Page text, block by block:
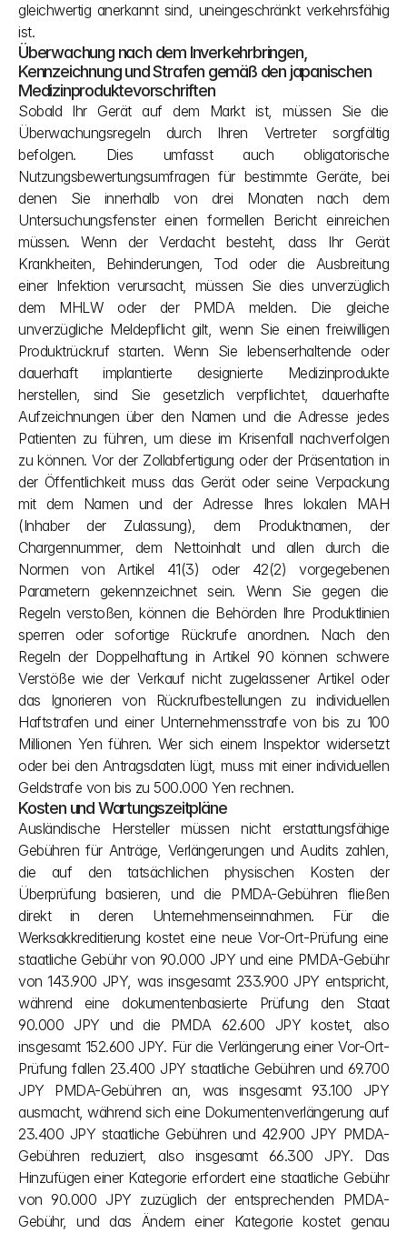
gleichwertig anerkannt sind, uneingeschränkt verkehrsfähig
ist.
Überwachung nach dem Inverkehrbringen,
Kennzeichnung und Strafen gemäß den japanischen
Medizinproduktevorschriften
Sobald Ihr Gerät auf dem Markt ist, müssen Sie die
Überwachungsregeln durch Ihren Vertreter sorgfältig
befolgen. Dies umfasst auch obligatorische
Nutzungsbewertungsumfragen für bestimmte Geräte, bei
denen Sie innerhalb von drei Monaten nach dem
Untersuchungsfenster einen formellen Bericht einreichen
müssen. Wenn der Verdacht besteht, dass Ihr Gerät
Krankheiten, Behinderungen, Tod oder die Ausbreitung
einer Infektion verursacht, müssen Sie dies unverzüglich
dem MHLW oder der PMDA melden. Die gleiche
unverzügliche Meldepflicht gilt, wenn Sie einen freiwilligen
Produktrückruf starten. Wenn Sie lebenserhaltende oder
dauerhaft implantierte designierte Medizinprodukte
herstellen, sind Sie gesetzlich verpflichtet, dauerhafte
Aufzeichnungen über den Namen und die Adresse jedes
Patienten zu führen, um diese im Krisenfall nachverfolgen
zu können. Vor der Zollabfertigung oder der Präsentation in
der Öffentlichkeit muss das Gerät oder seine Verpackung
mit dem Namen und der Adresse Ihres lokalen MAH
(Inhaber der Zulassung), dem Produktnamen, der
Chargennummer, dem Nettoinhalt und allen durch die
Normen von Artikel 41(3) oder 42(2) vorgegebenen
Parametern gekennzeichnet sein. Wenn Sie gegen die
Regeln verstoßen, können die Behörden Ihre Produktlinien
sperren oder sofortige Rückrufe anordnen. Nach den
Regeln der Doppelhaftung in Artikel 90 können schwere
Verstöße wie der Verkauf nicht zugelassener Artikel oder
das Ignorieren von Rückrufbestellungen zu individuellen
Haftstrafen und einer Unternehmensstrafe von bis zu 100
Millionen Yen führen. Wer sich einem Inspektor widersetzt
oder bei den Antragsdaten lügt, muss mit einer individuellen
Geldstrafe von bis zu 500.000 Yen rechnen.
Kosten und Wartungszeitpläne
Ausländische Hersteller müssen nicht erstattungsfähige
Gebühren für Anträge, Verlängerungen und Audits zahlen,
die auf den tatsächlichen physischen Kosten der
Überprüfung basieren, und die PMDA-Gebühren fließen
direkt in deren Unternehmenseinnahmen. Für die
Werksakkreditierung kostet eine neue Vor-Ort-Prüfung eine
staatliche Gebühr von 90.000 JPY und eine PMDA-Gebühr
von 143.900 JPY, was insgesamt 233.900 JPY entspricht,
während eine dokumentenbasierte Prüfung den Staat
90.000 JPY und die PMDA 62.600 JPY kostet, also
insgesamt 152.600 JPY. Für die Verlängerung einer Vor-Ort-
Prüfung fallen 23.400 JPY staatliche Gebühren und 69.700
JPY PMDA-Gebühren an, was insgesamt 93.100 JPY
ausmacht, während sich eine Dokumentenverlängerung auf
23.400 JPY staatliche Gebühren und 42.900 JPY PMDA-
Gebühren reduziert, also insgesamt 66.300 JPY. Das
Hinzufügen einer Kategorie erfordert eine staatliche Gebühr
von 90.000 JPY zuzüglich der entsprechenden PMDA-
Gebühr, und das Ändern einer Kategorie kostet genau